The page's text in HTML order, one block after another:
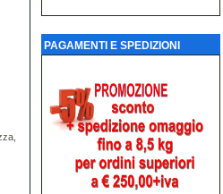
PAGAMENTI E SPEDIZIONI